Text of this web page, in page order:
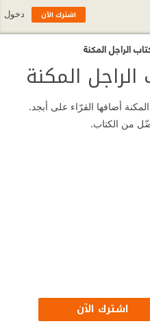
الراجل المكنة
المكنة
أضافها القرّاء على أبجد.
من الكتاب.
اشترك الآن
اشترك الآن دخول